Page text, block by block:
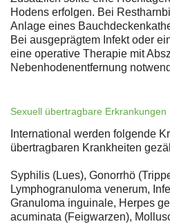
Hodens erfolgen. Bei
Anlage eines
Bei ausgeprägtem Infekt oder
eine operative Therapie mit
Nebenhodenentfernung
Sexuell übertragbare Erkrankungen
International werden folgende
übertragbaren Krankheiten
Syphilis (Lues), Gonorrhö
Lymphogranuloma venerum,
Granuloma inguinale, Herpes
acuminata (Feigwarzen),